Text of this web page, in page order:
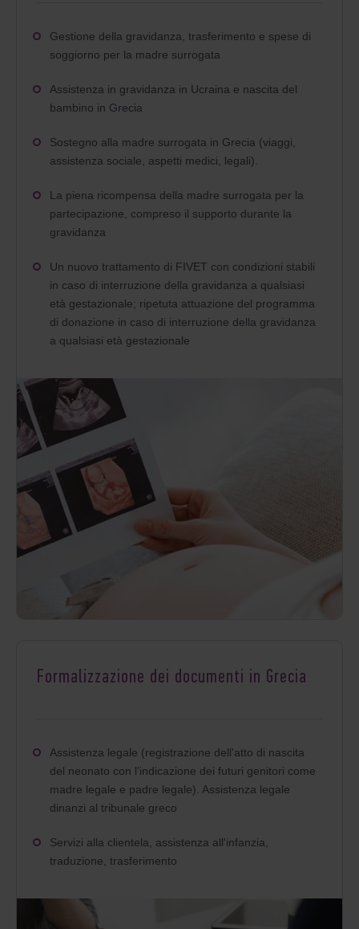
Gestione della gravidanza, trasferimento e spese di
soggiorno per la madre surrogata
Assistenza in gravidanza in Ucraina e nascita del
bambino in Grecia
Sostegno alla madre surrogata in Grecia (viaggi,
assistenza sociale, aspetti medici, legali).
La piena ricompensa della madre surrogata per la
partecipazione, compreso il supporto durante la
gravidanza
Un nuovo trattamento di FIVET con condizioni stabili
in caso di interruzione della gravidanza a qualsiasi
età gestazionale; ripetuta attuazione del programma
di donazione in caso di interruzione della gravidanza
a qualsiasi età gestazionale
Formalizzazione dei documenti in Grecia
Assistenza legale (registrazione dell'atto di nascita
del neonato con l'indicazione dei futuri genitori come
madre legale e padre legale). Assistenza legale
dinanzi al tribunale greco
Servizi alla clientela, assistenza all'infanzia,
traduzione, trasferimento